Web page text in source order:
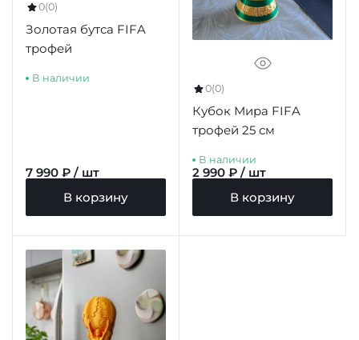
0(0)
Золотая бутса FIFA
трофей
В наличии
7 990 ₽ / шт
В корзину
0(0)
Кубок Мира FIFA
трофей 25 см
В наличии
2 990 ₽ / шт
В корзину